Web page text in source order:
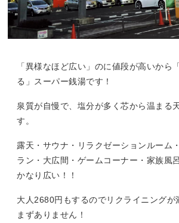
「異様なほど広い」のに値段が高いから
る」スーパー銭湯です！
泉質が自慢で、塩分が多く芯から温まる
す。
露天・サウナ・リラクゼーションルーム
ラン・大広間・ゲームコーナー・家族風
かなり広い！！
大人2680円もするのでリクライニングが
まずありません！